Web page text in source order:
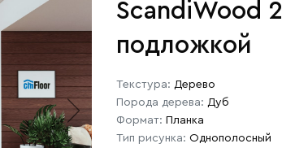
ScandiWood
подложкой
Текстура: Дерево
Порода дерева: Дуб
Формат: Планка
Тип рисунка: Однополосный